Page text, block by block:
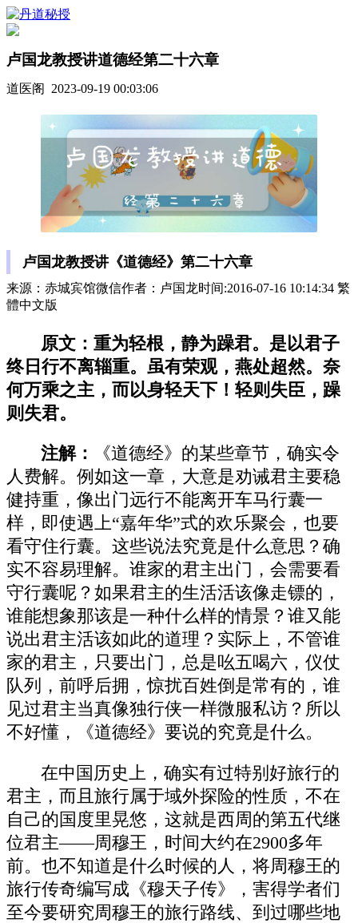
卢国龙教授讲道德经第二十六章
道医阁 2023-09-19 00:03:06
卢国龙教授讲《道德经》第二十六章
来源：赤城宾馆微信作者：卢国龙时间:2016-07-16 10:14:34 繁
體中文版
原文：重为轻根，静为躁君。是以君子
终日行不离辎重。虽有荣观，燕处超然。奈
何万乘之主，而以身轻天下！轻则失臣，躁
则失君。
注解：
《道德经》的某些章节，确实令
人费解。例如这一章，大意是劝诫君主要稳
健持重，像出门远行不能离开车马行囊一
样，即使遇上“嘉年华”式的欢乐聚会，也要
看守住行囊。这些说法究竟是什么意思？确
实不容易理解。谁家的君主出门，会需要看
守行囊呢？如果君主的生活活该像走镖的，
谁能想象那该是一种什么样的情景？谁又能
说出君主活该如此的道理？实际上，不管谁
家的君主，只要出门，总是吆五喝六，仪仗
队列，前呼后拥，惊扰百姓倒是常有的，谁
见过君主当真像独行侠一样微服私访？所以
不好懂，《道德经》要说的究竟是什么。
在中国历史上，确实有过特别好旅行的
君主，而且旅行属于域外探险的性质，不在
自己的国度里晃悠，这就是西周的第五代继
位君主——周穆王，时间大约在2900多年
前。也不知道是什么时候的人，将周穆王的
旅行传奇编写成《穆天子传》，害得学者们
至今要研究周穆王的旅行路线、到过哪些地